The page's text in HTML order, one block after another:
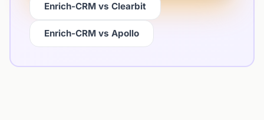
Enrich-CRM vs Clearbit
Enrich-CRM vs Apollo